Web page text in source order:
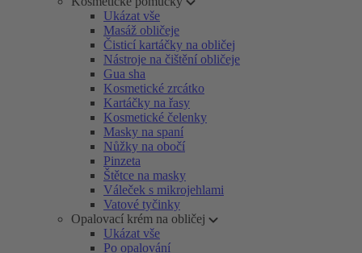
Ukázat vše
Masáž obličeje
Čisticí kartáčky na obličej
Nástroje na čištění obličeje
Gua sha
Kosmetické zrcátko
Kartáčky na řasy
Kosmetické čelenky
Masky na spaní
Nůžky na obočí
Pinzeta
Štětce na masky
Váleček s mikrojehlami
Vatové tyčinky
Opalovací krém na obličej
Ukázat vše
Po opalování